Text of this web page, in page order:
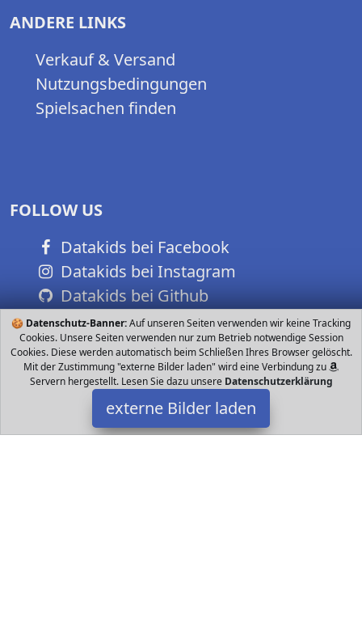
🍪 Datenschutz-Banner:Auf unseren Seiten verwenden wir keine Tracking
Cookies. Unsere Seiten verwenden nur zum Betrieb notwendige Session
Cookies. Diese werden automatisch beim Schließen Ihres Browser gelöscht.
Mit der Zustimmung "externe Bilder laden" wird eine Verbindung zu
Servern hergestellt. Lesen Sie dazu unsere Datenschutzerklärung
externe Bilder laden
ANDERE LINKS
Verkauf & Versand
Nutzungsbedingungen
Spielsachen finden
FOLLOW US
Datakids bei Facebook
Datakids bei Instagram
Datakids bei Github